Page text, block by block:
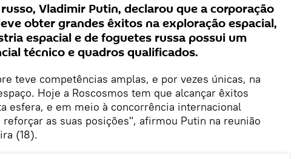
Vladimir Putin, declarou que a corporação
obter grandes êxitos na exploração espacial,
espacial e de foguetes russa possui um
técnico e quadros qualificados.
teve competências amplas, e por vezes únicas, na
Hoje a Roscosmos tem que alcançar êxitos
esfera, e em meio à concorrência internacional
as suas posições", afirmou Putin na reunião
(18).